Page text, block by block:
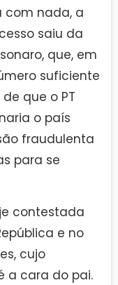
com nada, a
saiu da
que, em
suficiente
que o PT
o país
fraudulenta
para se
contestada
e no
cujo
a cara do pai.